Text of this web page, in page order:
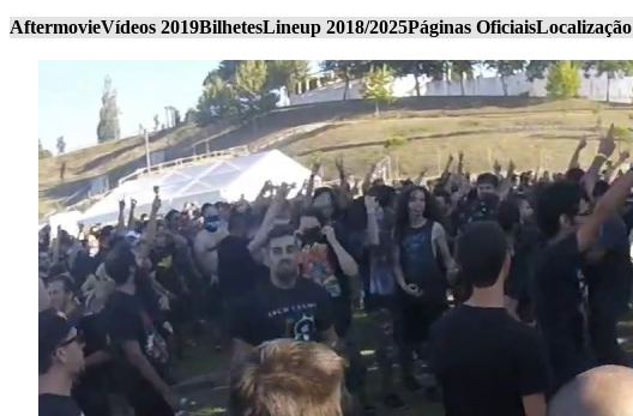
AftermovieVídeos 2019BilhetesLineup 2018/2025Páginas OficiaisLocalização